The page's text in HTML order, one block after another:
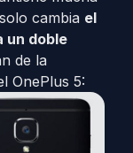
cambia el
un doble
de la
OnePlus 5: